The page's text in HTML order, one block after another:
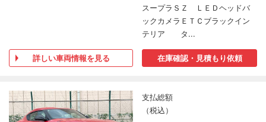
スープラＳＺ ＬＥＤヘッドバ
ックカメラＥＴＣブラックイン
テリア タ...
詳しい車両情報を見る 在庫確認・見積もり依頼
支払総額
（税込）